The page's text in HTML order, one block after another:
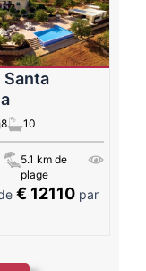
Santa
8 10
5.1 km de
plage
€ 12110par